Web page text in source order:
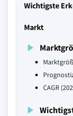
Wichtigste
Markt
CAGR